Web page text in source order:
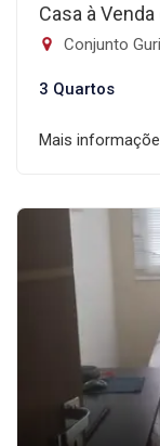
Casa à
Conjunto
3 Quartos
Mais